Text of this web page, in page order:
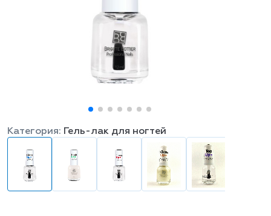
Категория: Гель-лак для ногтей